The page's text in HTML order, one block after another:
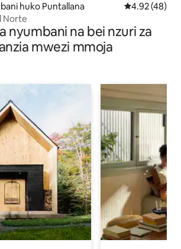
huko Puntallana Ukadiriaji wa
4.92 (48)
Norte
nyumbani na bei nzuri za
mwezi mmoja